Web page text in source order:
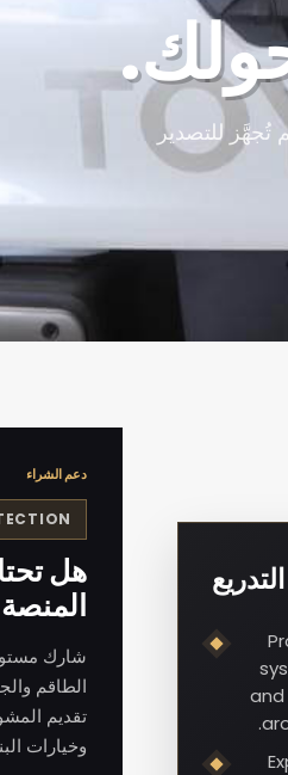
للتصدير
دعم الشراء
هل
شارك
تقديم
وخيارات